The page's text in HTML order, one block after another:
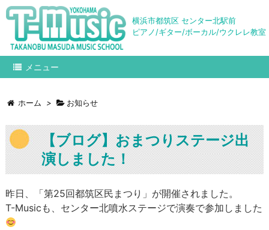
横浜市都筑区 センター北駅前
ピアノ/ギター/ボーカル/ウクレレ教室
メニュー
ホーム > お知らせ
【ブログ】おまつりステージ出
演しました！
昨日、「第25回都筑区民まつり」が開催されました。
T-Musicも、センター北噴水ステージで演奏で参加しました